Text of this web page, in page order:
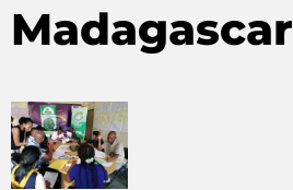
Madagascar